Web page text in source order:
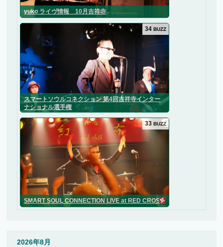
yuko ライヴ情報 10月吉祥寺
スマートソウルコネクション 第4回吉祥寺インター
ナショナル選手権
34 BUZZ
SMART SOUL CONNECTION LIVE at RED CROSS
33 BUZZ
2026年8月